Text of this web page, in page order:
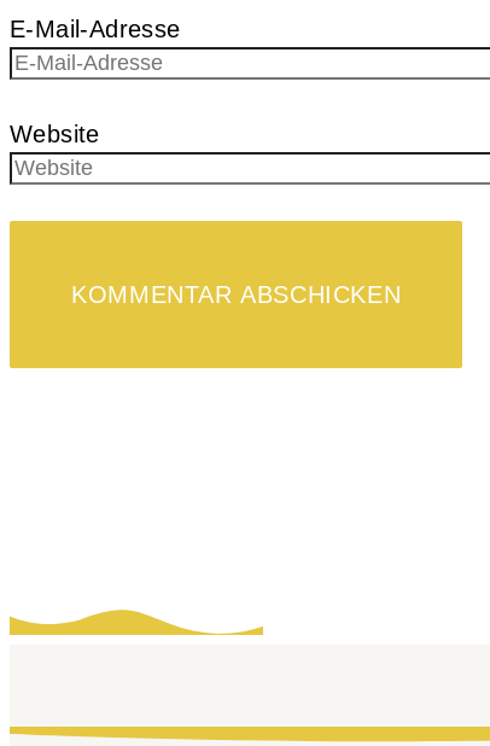
E-Mail-Adresse
Website